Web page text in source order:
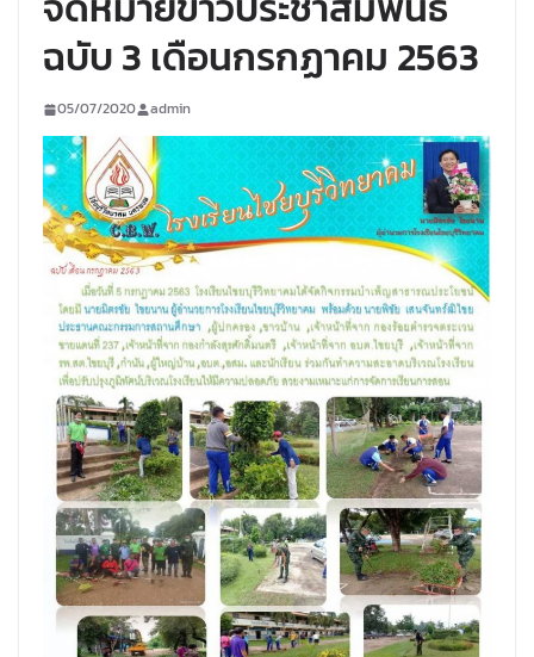
ฉบับ 3 เดือนกรกฏาคม 2563
05/07/2020 admin